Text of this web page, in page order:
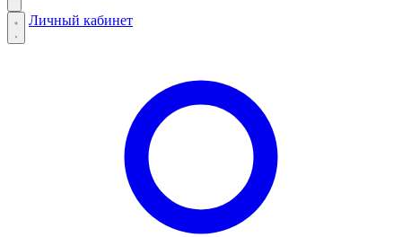
Личный кабинет